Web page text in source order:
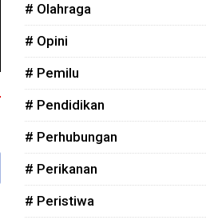
# Olahraga
# Opini
# Pemilu
# Pendidikan
# Perhubungan
# Perikanan
# Peristiwa